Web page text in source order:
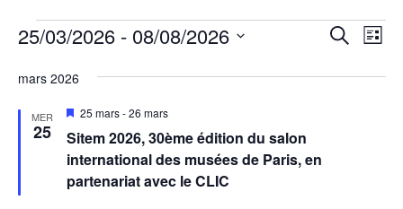
Évènements Liste
25/03/2026 - 08/08/2026
une
date.
mars 2026
MER
25
Sitem 2026, 30ème édition du salon
international des musées de Paris, en
partenariat avec le CLIC
Mis
avant
25 mars-26 mars